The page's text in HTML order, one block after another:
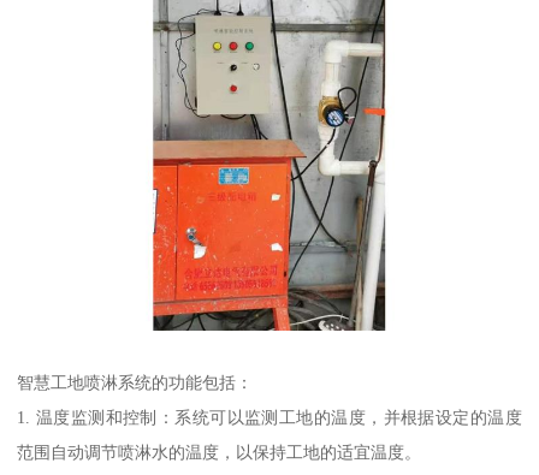
智慧工地喷淋系统的功能包括：
1. 温度监测和控制：系统可以监测工地的温度，并根据设定的温度
范围自动调节喷淋水的温度，以保持工地的适宜温度。